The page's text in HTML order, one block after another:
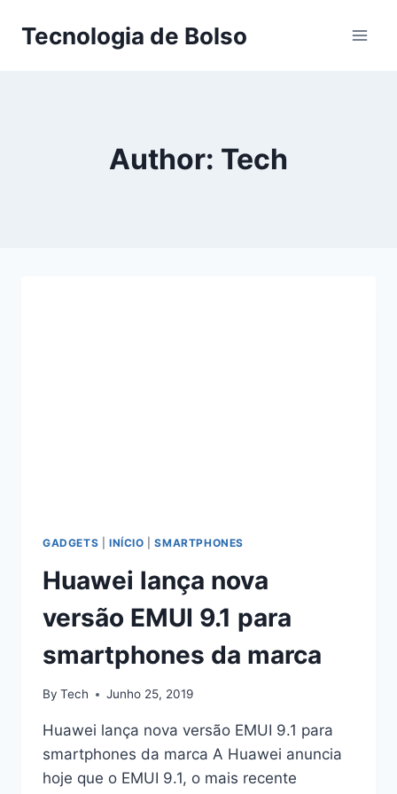
Tecnologia de Bolso
Author: Tech
GADGETS INÍCIO |SMARTPHONES
Huawei lança nova
versão EMUI 9.1 para
smartphones da marca
By Tech Junho 25, 2019
Huawei lança nova versão EMUI 9.1 para
smartphones da marca A Huawei anuncia
hoje que o EMUI 9.1, o mais recente